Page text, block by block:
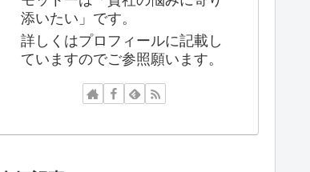
添いたい」です。
詳しくはプロフィールに記載し
ていますのでご参照願います。